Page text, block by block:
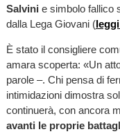
Salvini e simbolo fallico
dalla Lega Giovani (
È stato il consigliere
amara scoperta: «Un
parole –. Chi pensa di
intimidazioni dimostra
continuerà, con ancora
avanti le proprie